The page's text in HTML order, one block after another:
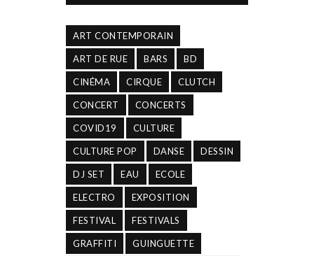
ART CONTEMPORAIN
ART DE RUE BARS BD
CINÉMA CIRQUE CLUTCH
CONCERT CONCERTS
COVID19 CULTURE
CULTURE POP DANSE DESSIN
DJ SET EAU ECOLE
ELECTRO EXPOSITION
FESTIVAL FESTIVALS
GRAFFITI GUINGUETTE